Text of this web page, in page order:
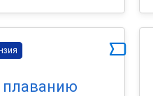
плаванию